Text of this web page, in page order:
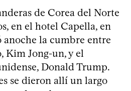
de Corea del Norte
en el hotel Capella, en
anoche la cumbre entre
Kim Jong-un, y el
Donald Trump.
se dieron allí un largo